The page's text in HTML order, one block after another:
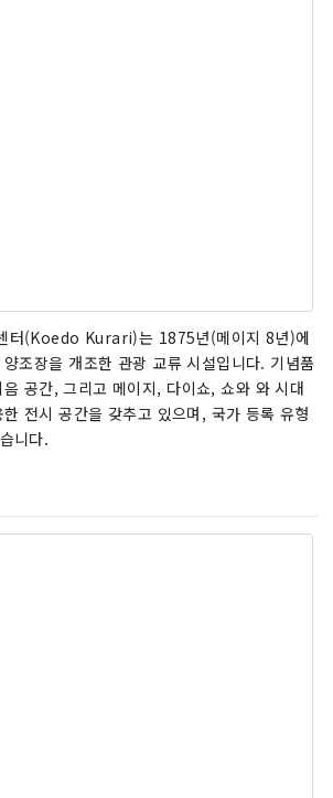
터(Koedo Kurari)는 1875년(메이지 8년)에
조장을 개조한 관광 교류 시설입니다. 기념품
공간, 그리고 메이지, 다이쇼, 쇼와 와 시대
전시 공간을 갖추고 있으며, 국가 등록 유형
니다.